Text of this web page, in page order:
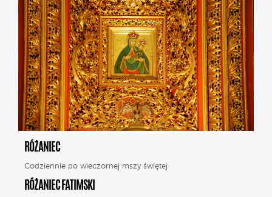
RÓŻANIEC
Codziennie po wieczornej mszy świętej
RÓŻANIEC FATIMSKI